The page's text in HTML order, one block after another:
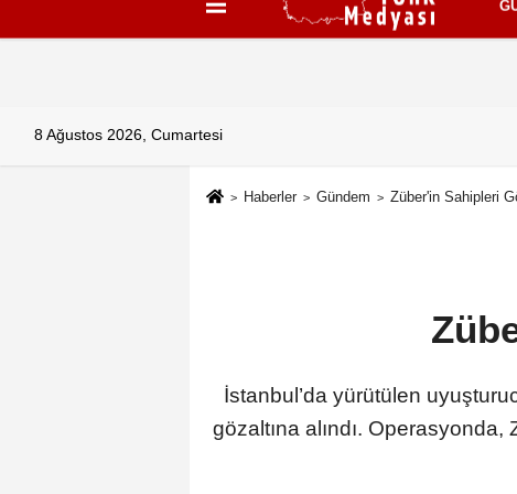
İletişim Çerez Politikası
8 Ağustos 2026, Cumartesi
Haberler Gündem Züber'in Sahipleri
İstanbul’da yürütülen
gözaltına alındı.